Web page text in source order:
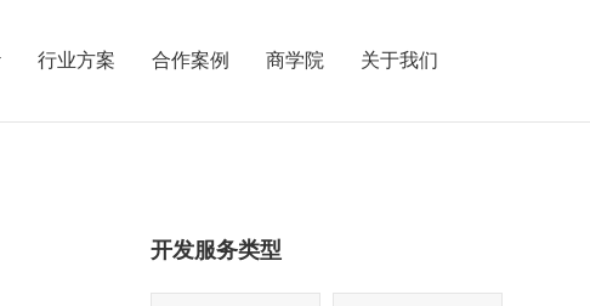
行业方案 合作案例 商学院 关于我们
开发服务类型